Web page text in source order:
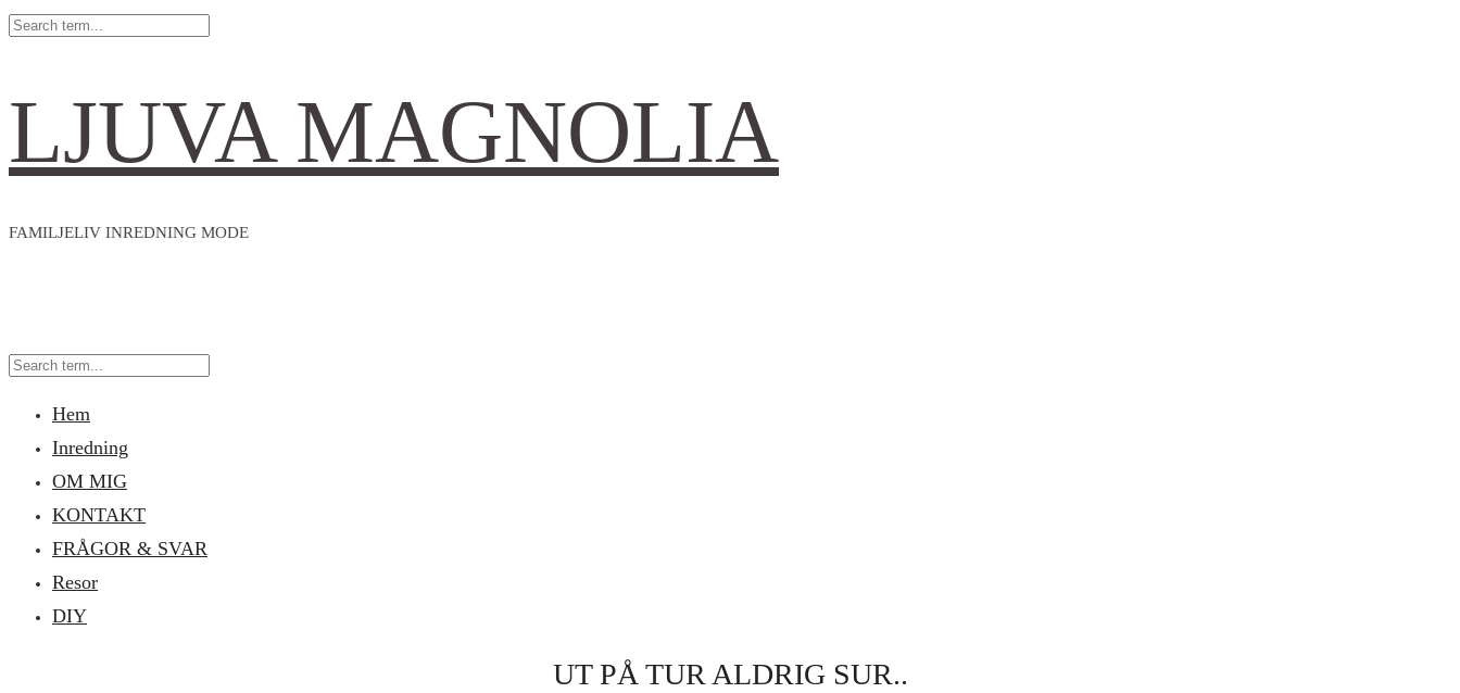
LJUVA MAGNOLIA
FAMILJELIV INREDNING MODE
Hem
Inredning
OM MIG
KONTAKT
FRÅGOR & SVAR
Resor
DIY
UT PÅ TUR ALDRIG SUR..